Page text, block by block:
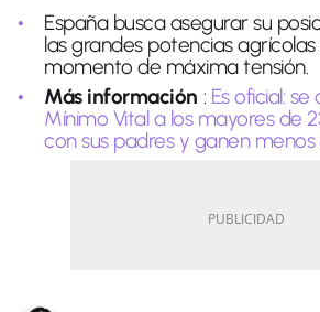
España busca asegurar su
las grandes potencias
momento de máxima tensión.
Más información : Es oficial:
Mínimo Vital a los mayores de
con sus padres y ganen menos